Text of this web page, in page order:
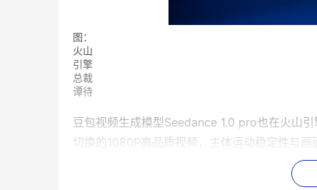
图：
火山
引擎
总裁
谭待
豆包视频生成模型Seedance 1.0 pro也在火山
切换的1080P高品质视频，主体运动稳定性与画
在国际知名评测榜单 Artificial Analysis 上，